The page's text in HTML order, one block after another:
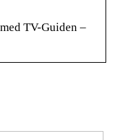
TV-Guiden –